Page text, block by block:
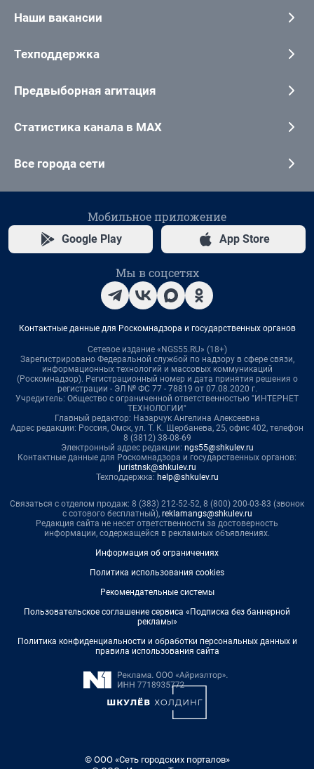
Наши вакансии
Техподдержка
Предвыборная агитация
Статистика канала в MAX
Все города сети
Мобильное приложение
Google Play App Store
Мы в соцсетях
Контактные данные для Роскомнадзора и государственных органов
Сетевое издание «NGS55.RU» (18+)
Зарегистрировано Федеральной службой по надзору в сфере связи,
информационных технологий и массовых коммуникаций
(Роскомнадзор). Регистрационный номер и дата принятия решения о
регистрации - ЭЛ № ФС 77 - 78819 от 07.08.2020 г.
Учредитель: Общество с ограниченной ответственностью "ИНТЕРНЕТ
ТЕХНОЛОГИИ"
Главный редактор: Назарчук Ангелина Алексеевна
Адрес редакции: Россия, Омск, ул. Т. К. Щербанева, 25, офис 402, телефон
8 (3812) 38-08-69
Электронный адрес редакции: ngs55@shkulev.ru
Контактные данные для Роскомнадзора и государственных органов:
juristnsk@shkulev.ru
Техподдержка: help@shkulev.ru
Связаться с отделом продаж: 8 (383) 212-52-52, 8 (800) 200-03-83 (звонок
с сотового бесплатный), reklamangs@shkulev.ru
Редакция сайта не несет ответственности за достоверность
информации, содержащейся в рекламных объявлениях.
Информация об ограничениях
Политика использования cookies
Рекомендательные системы
Пользовательское соглашение сервиса «Подписка без баннерной
рекламы»
Политика конфиденциальности и обработки персональных данных и
правила использования сайта
© ООО «Сеть городских порталов»